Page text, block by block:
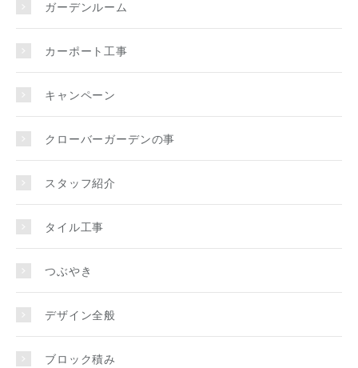
ガーデンルーム
カーポート工事
キャンペーン
クローバーガーデンの事
スタッフ紹介
タイル工事
つぶやき
デザイン全般
ブロック積み